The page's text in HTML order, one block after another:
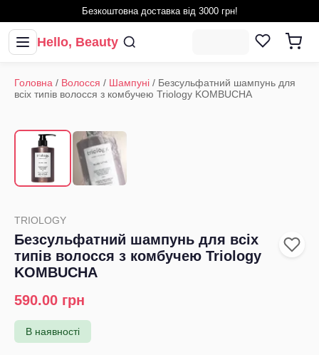
Безкоштовна доставка від 3000 грн!
Hello, Beauty
Головна / Волосся / Шампуні / Безсульфатний шампунь для
всіх типів волосся з комбучею Triology KOMBUCHA
TRIOLOGY
Безсульфатний шампунь для всіх
типів волосся з комбучею Triology
KOMBUCHA
590.00 грн
В наявності